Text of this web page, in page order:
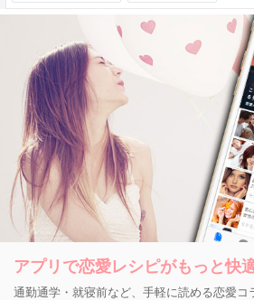
アプリで恋愛レシピがもっと快
通勤通学・就寝前など、手軽に読める恋愛コ